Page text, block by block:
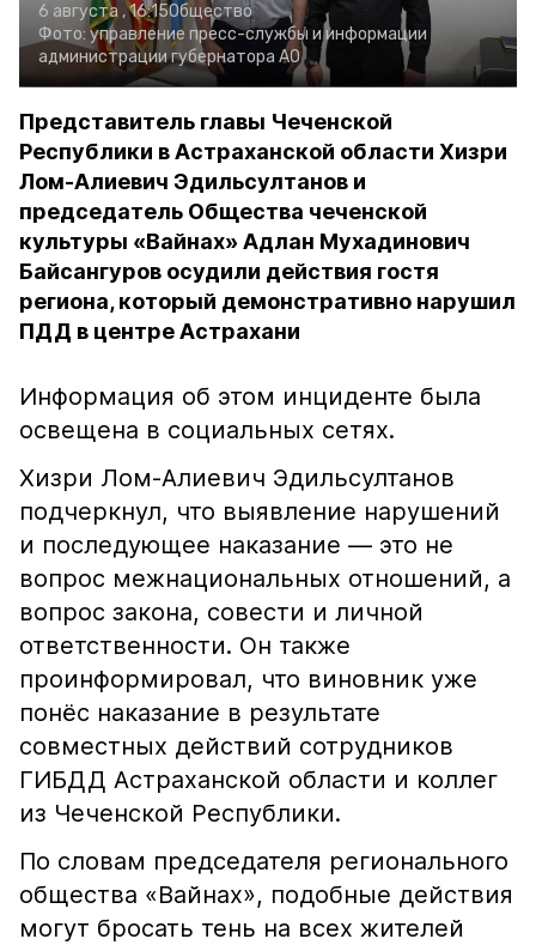
6 августа , 16:15Общество
Фото: управление пресс-службы и информации
администрации губернатора АО
Представитель главы Чеченской
Республики в Астраханской области Хизри
Лом-Алиевич Эдильсултанов и
председатель Общества чеченской
культуры «Вайнах» Адлан Мухадинович
Байсангуров осудили действия гостя
региона, который демонстративно нарушил
ПДД в центре Астрахани
Информация об этом инциденте была
освещена в социальных сетях.
Хизри Лом-Алиевич Эдильсултанов
подчеркнул, что выявление нарушений
и последующее наказание — это не
вопрос межнациональных отношений, а
вопрос закона, совести и личной
ответственности. Он также
проинформировал, что виновник уже
понёс наказание в результате
совместных действий сотрудников
ГИБДД Астраханской области и коллег
из Чеченской Республики.
По словам председателя регионального
общества «Вайнах», подобные действия
могут бросать тень на всех жителей